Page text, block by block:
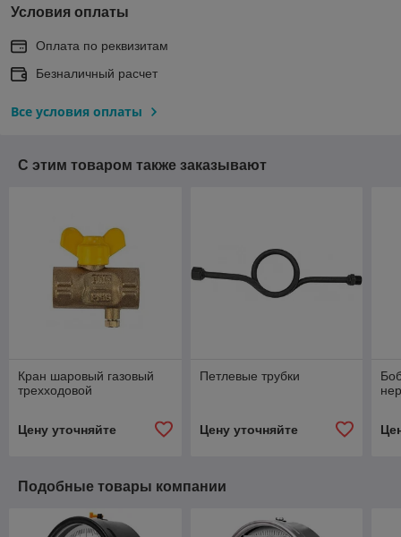
Условия оплаты
Оплата по реквизитам
Безналичный расчет
Все условия оплаты
С этим товаром также заказывают
Кран шаровый газовый
трехходовой
Цену уточняйте
Петлевые трубки
Цену уточняйте
Подобные товары компании